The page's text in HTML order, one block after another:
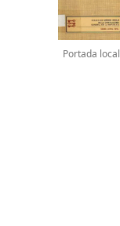
Portada local